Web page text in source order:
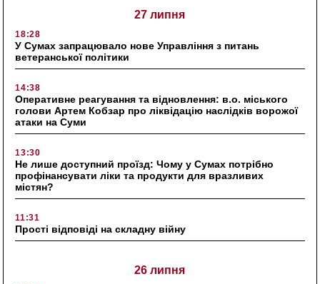
27 липня
18:28
У Сумах запрацювало нове Управління з питань
ветеранської політики
14:38
Оперативне реагування та відновлення: в.о. міського
голови Артем Кобзар про ліквідацію наслідків ворожої
атаки на Суми
13:30
Не лише доступний проїзд: Чому у Сумах потрібно
профінансувати ліки та продукти для вразливих
містян?
11:31
Прості відповіді на складну війну
26 липня